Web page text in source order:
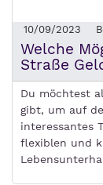
10/09/2023
Welche
Straße
Du möchtest
gibt, um auf
interessantes
flexiblen und